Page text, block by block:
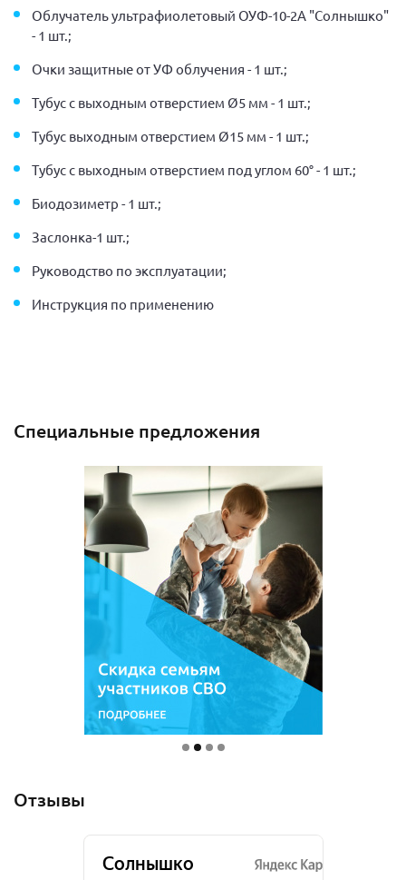
Облучатель ультрафиолетовый ОУФ-10-2А "Солнышко"
- 1 шт.;
Очки защитные от УФ облучения - 1 шт.;
Тубус с выходным отверстием Ø5 мм - 1 шт.;
Тубус выходным отверстием Ø15 мм - 1 шт.;
Тубус с выходным отверстием под углом 60° - 1 шт.;
Биодозиметр - 1 шт.;
Заслонка-1 шт.;
Руководство по эксплуатации;
Инструкция по применению
Специальные предложения
Отзывы